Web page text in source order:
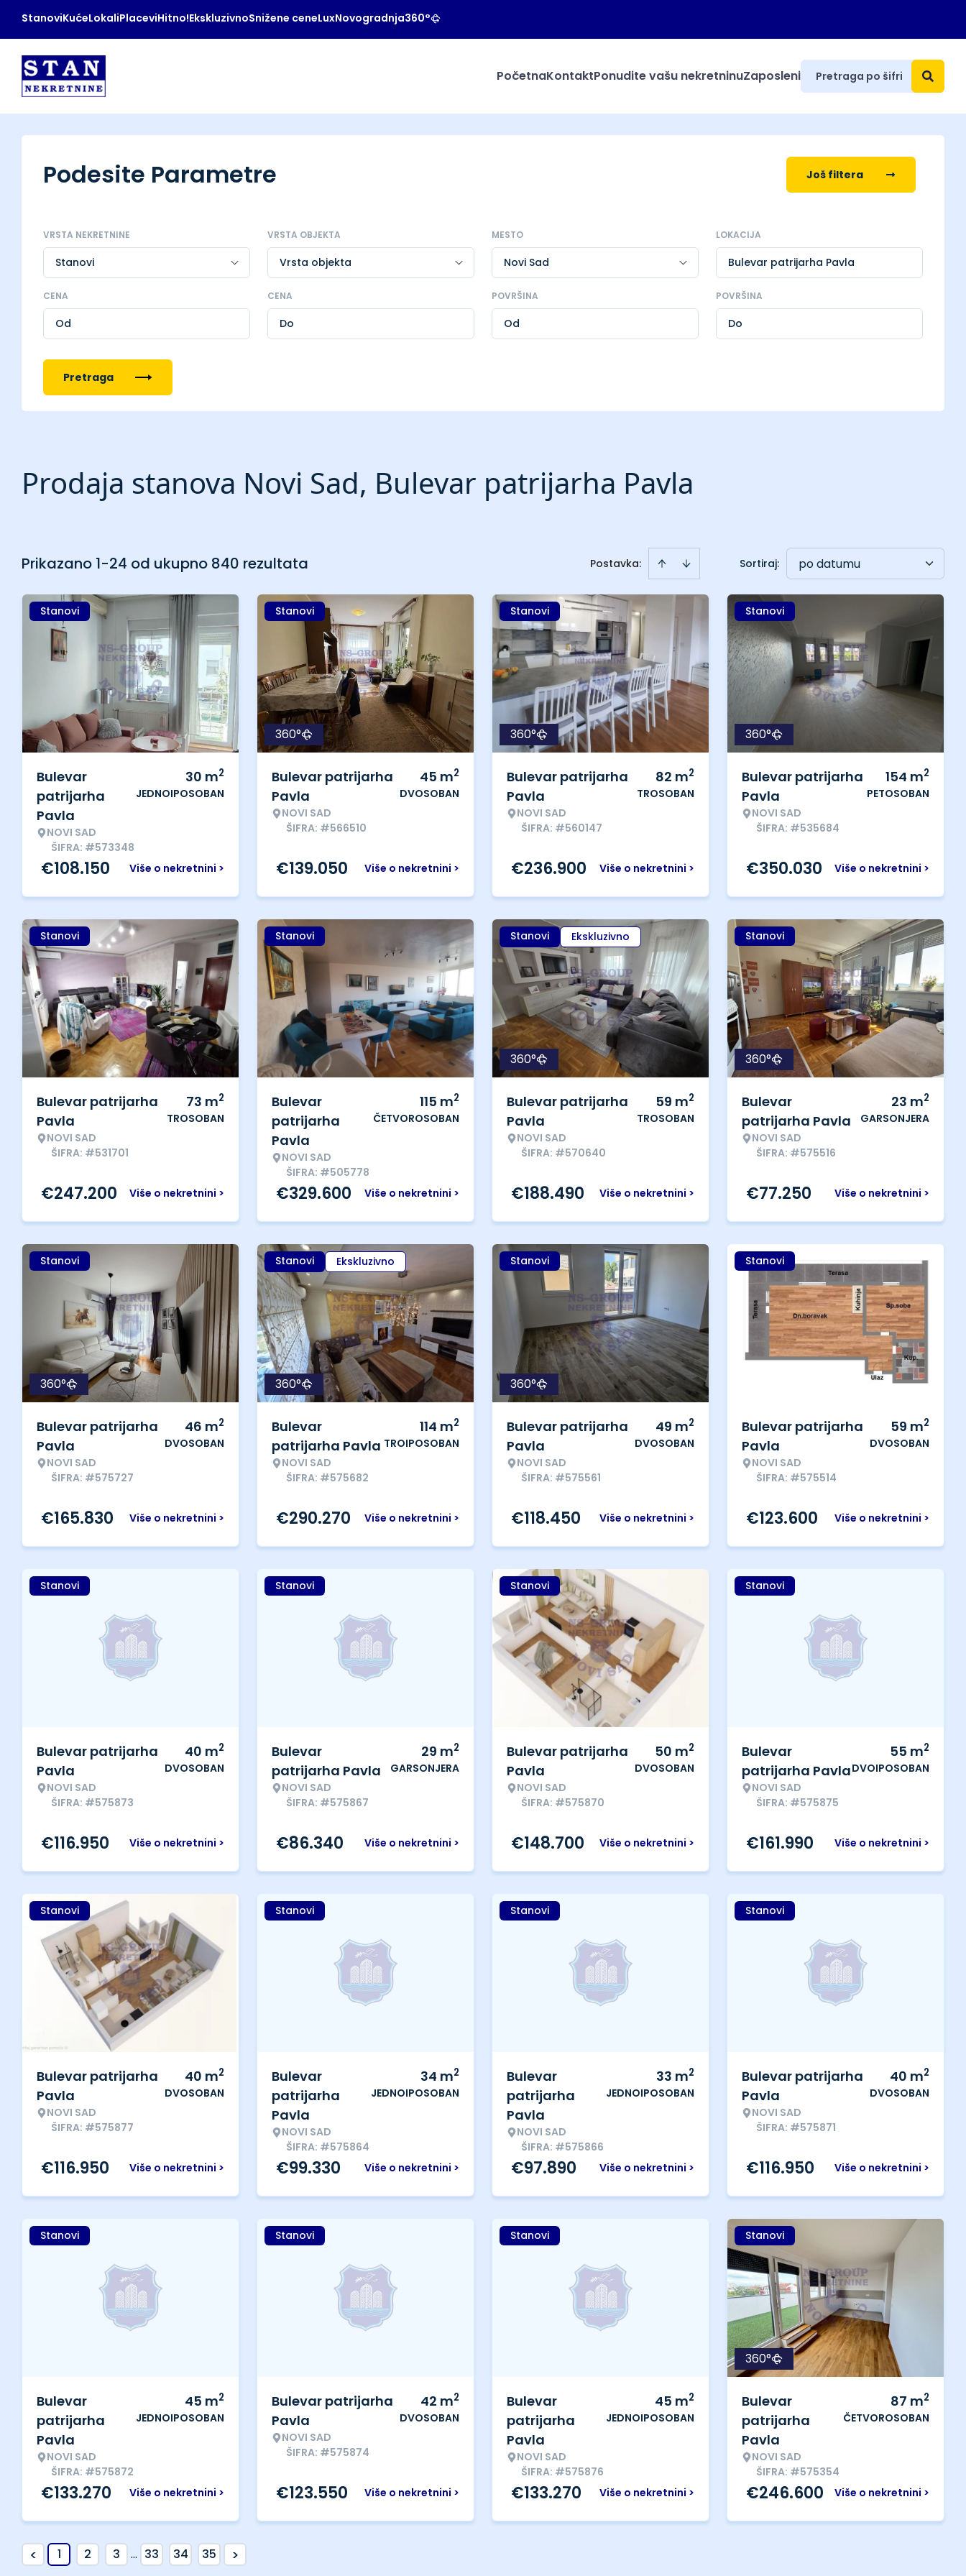
StanoviKućeLokaliPlaceviHitno!EkskluzivnoSnižene ceneLuxNovogradnja360°
PočetnaKontaktPonudite vašu nekretninuZaposleni
Podesite Parametre Još filtera
VRSTA NEKRETNINE VRSTA OBJEKTA MESTO LOKACIJA
Bulevar patrijarha Pavla
CENA CENA POVRŠINA POVRŠINA
Pretraga
Prodaja stanova Novi Sad, Bulevar patrijarha Pavla
Prikazano 1-24 od ukupno 840 rezultata Postavka: Sortiraj: po datumu
Stanovi
Bulevar
patrijarha
Pavla
NOVI SAD
ŠIFRA: #573348
30 m2
JEDNOIPOSOBAN
Više o nekretnini >
€108.150
Stanovi
360°
Bulevar patrijarha
Pavla
NOVI SAD
ŠIFRA: #566510
45 m2
DVOSOBAN
Više o nekretnini >
€139.050
Stanovi
360°
Bulevar patrijarha
Pavla
NOVI SAD
ŠIFRA: #560147
82 m2
TROSOBAN
Više o nekretnini >
€236.900
Stanovi
360°
Bulevar patrijarha
Pavla
NOVI SAD
ŠIFRA: #535684
154 m2
PETOSOBAN
Više o nekretnini >
€350.030
Stanovi
Bulevar patrijarha
Pavla
NOVI SAD
ŠIFRA: #531701
73 m2
TROSOBAN
Više o nekretnini >
€247.200
Stanovi
Bulevar
patrijarha
Pavla
NOVI SAD
ŠIFRA: #505778
115 m2
ČETVOROSOBAN
Više o nekretnini >
€329.600
Stanovi Ekskluzivno
360°
Bulevar patrijarha
Pavla
NOVI SAD
ŠIFRA: #570640
59 m2
TROSOBAN
Više o nekretnini >
€188.490
Stanovi
360°
Bulevar
patrijarha Pavla
NOVI SAD
ŠIFRA: #575516
23 m2
GARSONJERA
Više o nekretnini >
€77.250
Stanovi
360°
Bulevar patrijarha
Pavla
NOVI SAD
ŠIFRA: #575727
46 m2
DVOSOBAN
Više o nekretnini >
€165.830
Stanovi Ekskluzivno
360°
Bulevar
patrijarha Pavla
NOVI SAD
ŠIFRA: #575682
114 m2
TROIPOSOBAN
Više o nekretnini >
€290.270
Stanovi
360°
Bulevar patrijarha
Pavla
NOVI SAD
ŠIFRA: #575561
49 m2
DVOSOBAN
Više o nekretnini >
€118.450
Stanovi
Bulevar patrijarha
Pavla
NOVI SAD
ŠIFRA: #575514
59 m2
DVOSOBAN
Više o nekretnini >
€123.600
Stanovi
Bulevar patrijarha
Pavla
NOVI SAD
ŠIFRA: #575873
40 m2
DVOSOBAN
Više o nekretnini >
€116.950
Stanovi
Bulevar
patrijarha Pavla
NOVI SAD
ŠIFRA: #575867
29 m2
GARSONJERA
Više o nekretnini >
€86.340
Stanovi
Bulevar patrijarha
Pavla
NOVI SAD
ŠIFRA: #575870
50 m2
DVOSOBAN
Više o nekretnini >
€148.700
Stanovi
Bulevar
patrijarha Pavla
NOVI SAD
ŠIFRA: #575875
55 m2
DVOIPOSOBAN
Više o nekretnini >
€161.990
Stanovi
Bulevar patrijarha
Pavla
NOVI SAD
ŠIFRA: #575877
40 m2
DVOSOBAN
Više o nekretnini >
€116.950
Stanovi
Bulevar
patrijarha
Pavla
NOVI SAD
ŠIFRA: #575864
34 m2
JEDNOIPOSOBAN
Više o nekretnini >
€99.330
Stanovi
Bulevar
patrijarha
Pavla
NOVI SAD
ŠIFRA: #575866
33 m2
JEDNOIPOSOBAN
Više o nekretnini >
€97.890
Stanovi
Bulevar patrijarha
Pavla
NOVI SAD
ŠIFRA: #575871
40 m2
DVOSOBAN
Više o nekretnini >
€116.950
Stanovi
Bulevar
patrijarha
Pavla
NOVI SAD
ŠIFRA: #575872
45 m2
JEDNOIPOSOBAN
Više o nekretnini >
€133.270
Stanovi
Bulevar patrijarha
Pavla
NOVI SAD
ŠIFRA: #575874
42 m2
DVOSOBAN
Više o nekretnini >
€123.550
Stanovi
Bulevar
patrijarha
Pavla
NOVI SAD
ŠIFRA: #575876
45 m2
JEDNOIPOSOBAN
Više o nekretnini >
€133.270
Stanovi
360°
Bulevar
patrijarha
Pavla
NOVI SAD
ŠIFRA: #575354
87 m2
ČETVOROSOBAN
Više o nekretnini >
€246.600
< 1 2 3 ... 33 34 35 >